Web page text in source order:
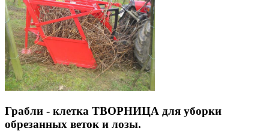
Грабли - клетка ТВОРНИЦА для уборки
обрезанных веток и лозы.